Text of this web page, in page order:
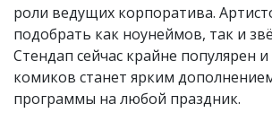
роли ведущих корпоратива.
подобрать как ноунеймов, так и
Стендап сейчас крайне популярен
комиков станет ярким
программы на любой праздник.